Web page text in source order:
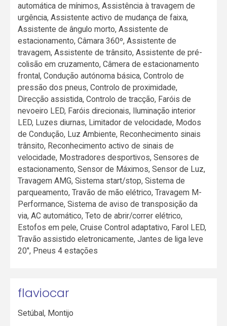
automática de mínimos, Assistência à travagem de
urgência, Assistente activo de mudança de faixa,
Assistente de ângulo morto, Assistente de
estacionamento, Câmara 360º, Assistente de
travagem, Assistente de trânsito, Assistente de pré-
colisão em cruzamento, Câmera de estacionamento
frontal, Condução autónoma básica, Controlo de
pressão dos pneus, Controlo de proximidade,
Direcção assistida, Controlo de tracção, Faróis de
nevoeiro LED, Faróis direcionais, Iluminação interior
LED, Luzes diurnas, Limitador de velocidade, Modos
de Condução, Luz Ambiente, Reconhecimento sinais
trânsito, Reconhecimento activo de sinais de
velocidade, Mostradores desportivos, Sensores de
estacionamento, Sensor de Máximos, Sensor de Luz,
Travagem AMG, Sistema start/stop, Sistema de
parqueamento, Travão de mão elétrico, Travagem M-
Performance, Sistema de aviso de transposição da
via, AC automático, Teto de abrir/correr elétrico,
Estofos em pele, Cruise Control adaptativo, Farol LED,
Travão assistido eletronicamente, Jantes de liga leve
20", Pneus 4 estações
flaviocar
Setúbal, Montijo